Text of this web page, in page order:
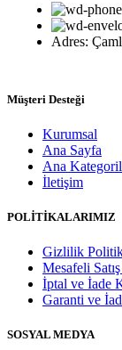
Adres:
Müşteri Desteği
Kurumsal
Ana Sayfa
Ana
İletişim
POLİTİKALARIMIZ
Gizlilik
Mesafeli
İptal ve İade
Garanti ve
SOSYAL MEDYA